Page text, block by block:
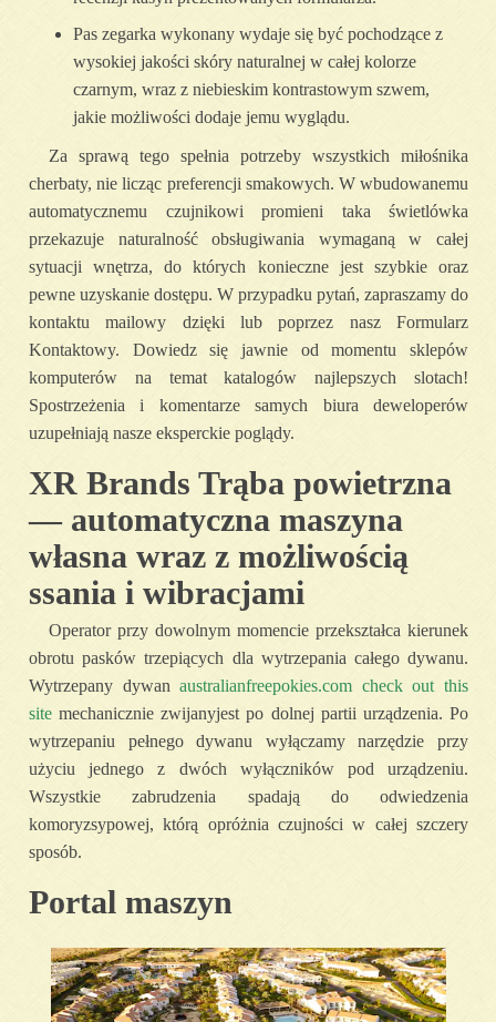
Pas zegarka wykonany wydaje się być pochodzące z
wysokiej jakości skóry naturalnej w całej kolorze
czarnym, wraz z niebieskim kontrastowym szwem,
jakie możliwości dodaje jemu wyglądu.
Za sprawą tego spełnia potrzeby wszystkich miłośnika
cherbaty, nie licząc preferencji smakowych. W wbudowanemu
automatycznemu czujnikowi promieni taka świetlówka
przekazuje naturalność obsługiwania wymaganą w całej
sytuacji wnętrza, do których konieczne jest szybkie oraz
pewne uzyskanie dostępu. W przypadku pytań, zapraszamy do
kontaktu mailowy dzięki lub poprzez nasz Formularz
Kontaktowy. Dowiedz się jawnie od momentu sklepów
komputerów na temat katalogów najlepszych slotach!
Spostrzeżenia i komentarze samych biura deweloperów
uzupełniają nasze eksperckie poglądy.
XR Brands Trąba powietrzna
— automatyczna maszyna
własna wraz z możliwością
ssania i wibracjami
Operator przy dowolnym momencie przekształca kierunek
obrotu pasków trzepiących dla wytrzepania całego dywanu.
Wytrzepany dywanaustralianfreepokies.com check out this
site mechanicznie zwijanyjest po dolnej partii urządzenia. Po
wytrzepaniu pełnego dywanu wyłączamy narzędzie przy
użyciu jednego z dwóch wyłączników pod urządzeniu.
Wszystkie zabrudzenia spadają do odwiedzenia
komoryzsypowej, którą opróżnia czujności w całej szczery
sposób.
Portal maszyn